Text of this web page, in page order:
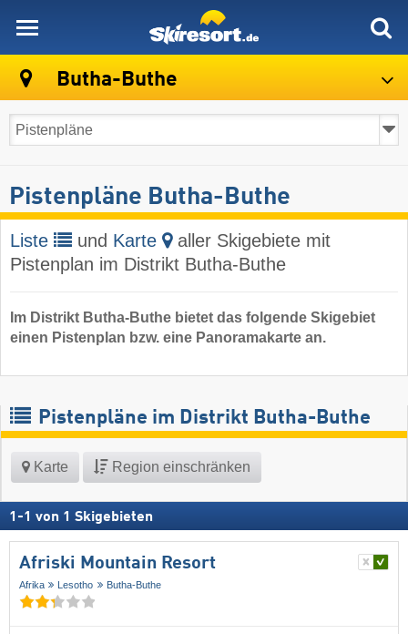
Butha-Buthe
Pistenpläne Butha-Buthe
Liste und Karte
aller Skigebiete mit
Pistenplan im Distrikt Butha-Buthe
Im Distrikt Butha-Buthe bietet das folgende Skigebiet
einen Pistenplan bzw. eine Panoramakarte an.
Pistenpläne im Distrikt Butha-Buthe
Karte Region einschränken
1 -1 von 1 Skigebieten
Afriski Mountain Resort
Afrika Lesotho Butha-Buthe